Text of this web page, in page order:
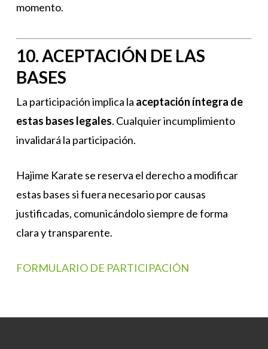
momento.
10. ACEPTACIÓN DE LAS
BASES
La participación implica la aceptación íntegra de
estas bases legales. Cualquier incumplimiento
invalidará la participación.
Hajime Karate se reserva el derecho a modificar
estas bases si fuera necesario por causas
justificadas, comunicándolo siempre de forma
clara y transparente.
FORMULARIO DE PARTICIPACIÓN